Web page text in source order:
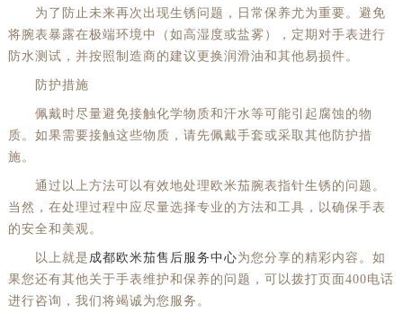
为了防止未来再次出现生锈问题，日常保养尤为重要。避免
将腕表暴露在极端环境中（如高湿度或盐雾），定期对手表进行
防水测试，并按照制造商的建议更换润滑油和其他易损件。
防护措施
佩戴时尽量避免接触化学物质和汗水等可能引起腐蚀的物
质。如果需要接触这些物质，请先佩戴手套或采取其他防护措
施。
通过以上方法可以有效地处理欧米茄腕表指针生锈的问题。
当然，在处理过程中应尽量选择专业的方法和工具，以确保手表
的安全和美观。
以上就是 成都欧米茄售后服务中心为您分享的精彩内容。如
果您还有其他关于手表维护和保养的问题，可以拨打页面400电话
进行咨询，我们将竭诚为您服务。